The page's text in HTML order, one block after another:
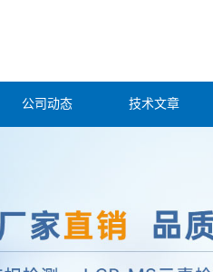
公司动态 技术文章